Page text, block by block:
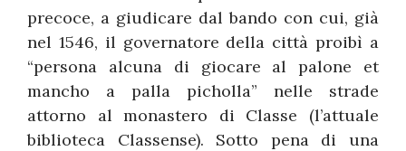
precoce, a giudicare dal bando con cui, già
nel 1546, il governatore della città proibì a
“persona alcuna di giocare al palone et
mancho a palla picholla” nelle strade
attorno al monastero di Classe (l’attuale
biblioteca Classense). Sotto pena di una